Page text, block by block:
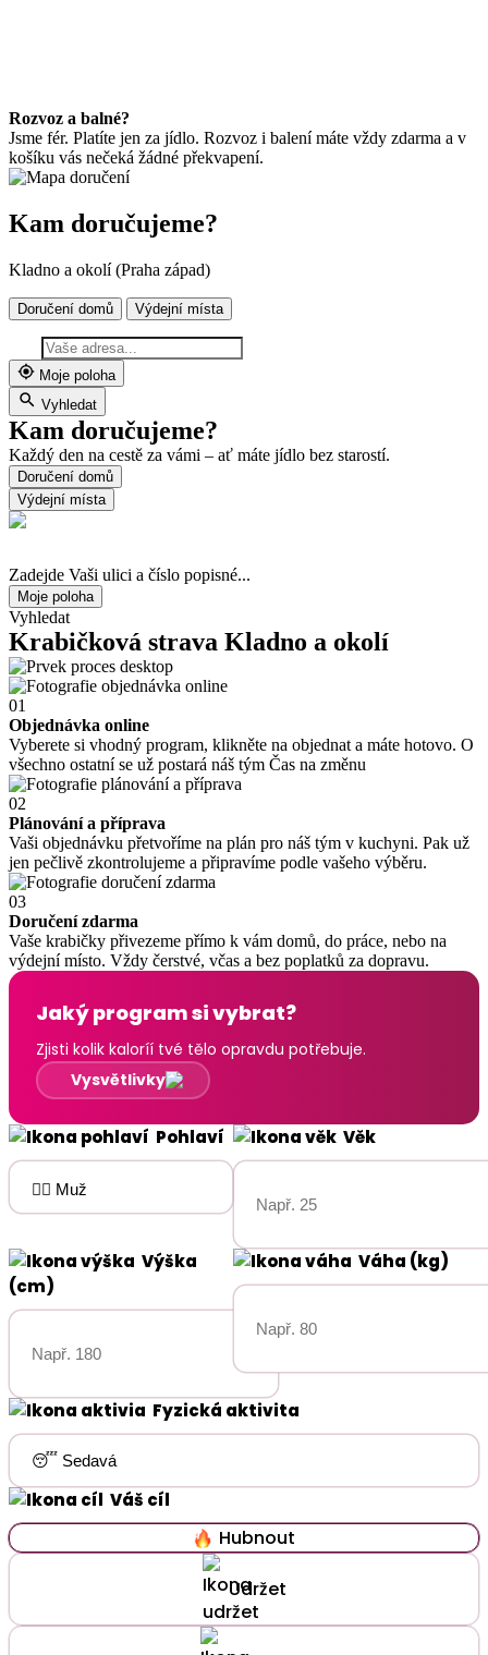
Rozvoz a balné?
Jsme fér. Platíte jen za jídlo. Rozvoz i balení máte vždy zdarma a v
košíku vás nečeká žádné překvapení.
Kam doručujeme?
Kladno a okolí (Praha západ)
Doručení domů Výdejní místa
Moje poloha
Vyhledat
Kam doručujeme?
Každý den na cestě za vámi – ať máte jídlo bez starostí.
Doručení domů
Výdejní místa
Zadejde Vaši ulici a číslo popisné...
Moje poloha
Vyhledat
Krabičková strava Kladno a okolí
01
Objednávka online
Vyberete si vhodný program, klikněte na objednat a máte hotovo. O
všechno ostatní se už postará náš tým Čas na změnu
02
Plánování a příprava
Vaši objednávku přetvoříme na plán pro náš tým v kuchyni. Pak už
jen pečlivě zkontrolujeme a připravíme podle vašeho výběru.
03
Doručení zdarma
Vaše krabičky přivezeme přímo k vám domů, do práce, nebo na
výdejní místo. Vždy čerstvé, včas a bez poplatků za dopravu.
Jaký program si vybrat?
Zjisti kolik kaloríí tvé tělo opravdu potřebuje.
Vysvětlivky
Pohlaví Věk
Výška
(cm)
Váha (kg)
Fyzická aktivita
Váš cíl
Hubnout
Udržet